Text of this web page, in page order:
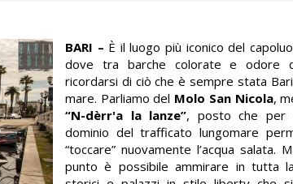
BARI – È il luogo più iconico del
dove tra barche colorate e odore
ricordarsi di ciò che è sempre stata
mare. Parliamo del Molo San Nicola,
“N-dèrr'a la lanze”, posto che per
dominio del trafficato lungomare
“toccare” nuovamente l’acqua salata.
punto è possibile ammirare in tutta